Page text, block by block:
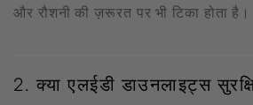
और रौशनी की ज़रूरत पर भी टिका होता है।
2. क्या एलईडी डाउनलाइट्स